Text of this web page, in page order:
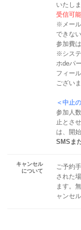
いたし
受信可
※メー
できな
参加費
※シス
ホdeパ
フィー
ござい
＜中止
参加人
止とさ
は、開
SMSま
キャンセル
について
ご予約
された
ます。
ャンセ